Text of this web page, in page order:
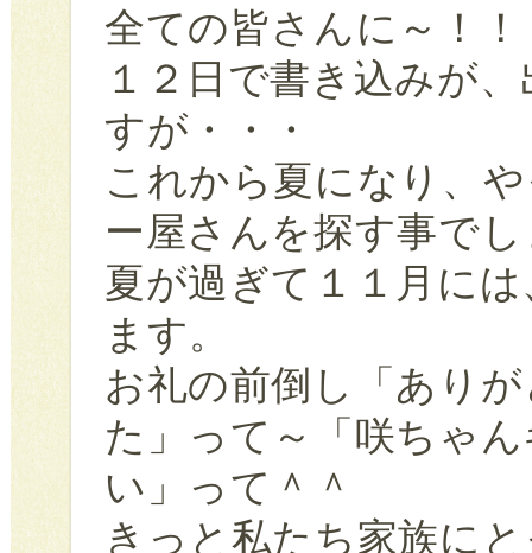
全ての皆さんに～！！
１２日で書き込みが
すが・・・
これから夏になり、
ー屋さんを探す事で
夏が過ぎて１１月に
ます。
お礼の前倒し「あり
た」って～「咲ちゃ
い」って＾＾
きっと私たち家族に